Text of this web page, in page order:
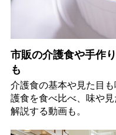
市販の介護食や手作
も
介護食の基本や見た目
護食を食べ比べ、味や
解説する動画も。